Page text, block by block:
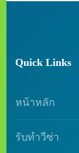
Quick Links
หน้าหลัก
รับทำวีซ่า